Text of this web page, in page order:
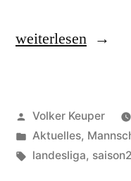
„Schachclub
weiterlesen
Veröffentlicht
von
Volker Keuper
Veröffentlicht
unter
Aktuelles,
Schlagwörter:
landesliga,